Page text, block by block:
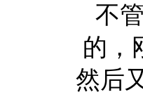
不
的，
然后